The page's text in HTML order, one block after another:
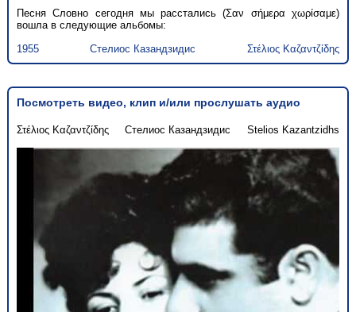
Песня Словно сегодня мы расстались (Σαν σήμερα χωρίσαμε)
вошла в следующие альбомы:
1955
Стелиос Казандзидис Στέλιος Καζαντζίδης
Посмотреть видео, клип и/или прослушать аудио
Στέλιος Καζαντζίδης Стелиос Казандзидис Stelios Kazantzidhs